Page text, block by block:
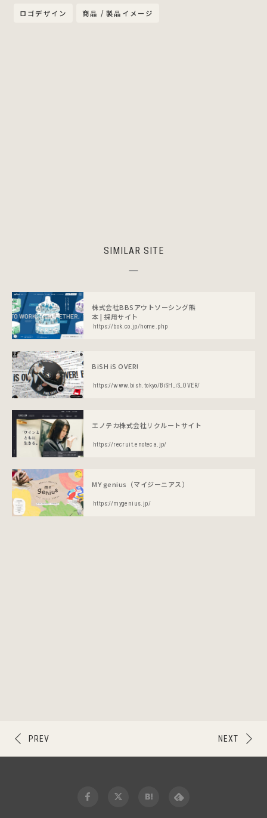
ロゴデザイン 商品 / 製品イメージ
SIMILAR SITE
株式会社BBSアウトソーシング熊
本 | 採用サイト
https://bok.co.jp/home.php
BiSH iS OVER!
https://www.bish.tokyo/BiSH_iS_OVER/
エノテカ株式会社リクルートサイト
https://recruit.enoteca.jp/
MY genius（マイジーニアス）
https://mygenius.jp/
NEXT
PREV